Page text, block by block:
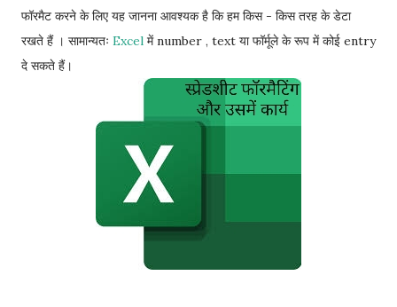
फॉरमैट करने के लिए यह जानना आवश्यक है कि हम किस - किस तरह के डेटा
रखते हैं । सामान्यतः Excel में number , text या फॉर्मूले के रूप में कोई entry
दे सकते हैं।